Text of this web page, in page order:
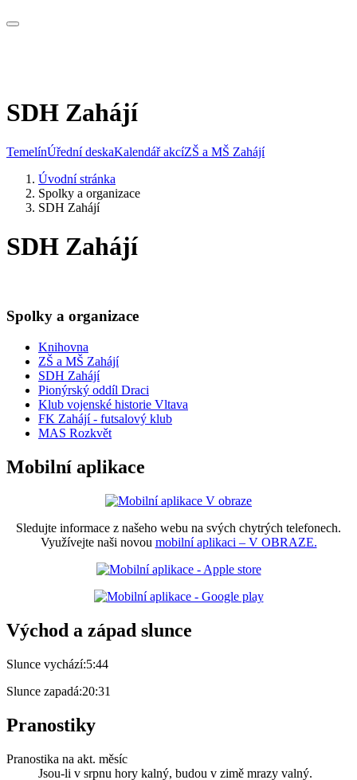
SDH Zahájí
TemelínÚřední deskaKalendář akcíZŠ a MŠ Zahájí
Úvodní stránka
Spolky a organizace
SDH Zahájí
SDH Zahájí
Spolky a organizace
Knihovna
ZŠ a MŠ Zahájí
SDH Zahájí
Pionýrský oddíl Draci
Klub vojenské historie Vltava
FK Zahájí - futsalový klub
MAS Rozkvět
Mobilní aplikace
Sledujte informace z našeho webu na svých chytrých telefonech.
Využívejte naši novou mobilní aplikaci – V OBRAZE.
Východ a západ slunce
Slunce vychází:5:44
Slunce zapadá:20:31
Pranostiky
Pranostika na akt. měsíc
Jsou-li v srpnu hory kalný, budou v zimě mrazy valný.